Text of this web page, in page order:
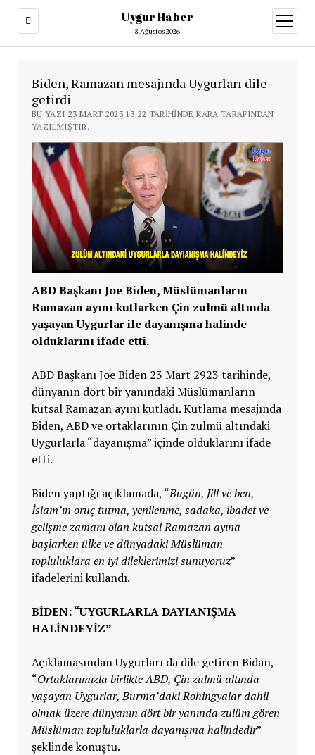
Uygur Haber
8 Ağustos 2026
aç
Biden, Ramazan mesajında Uygurları dile
getirdi
BU YAZI 23 MART 2023 13:22 TARIHINDE KARA TARAFINDAN
YAZILMIŞTIR.
ABD Başkanı Joe Biden, Müslümanların
Ramazan ayını kutlarken Çin zulmü altında
yaşayan Uygurlar ile dayanışma halinde
olduklarını ifade etti.
ABD Başkanı Joe Biden 23 Mart 2923 tarihinde,
dünyanın dört bir yanındaki Müslümanların
kutsal Ramazan ayını kutladı. Kutlama mesajında
Biden, ABD ve ortaklarının Çin zulmü altındaki
Uygurlarla “dayanışma” içinde olduklarını ifade
etti.
Biden yaptığı açıklamada, “Bugün, Jill ve ben,
İslam’ın oruç tutma, yenilenme, sadaka, ibadet ve
gelişme zamanı olan kutsal Ramazan ayına
başlarken ülke ve dünyadaki Müslüman
topluluklara en iyi dileklerimizi sunuyoruz”
ifadelerini kullandı.
BİDEN: “UYGURLARLA DAYIANIŞMA
HALİNDEYİZ”
Açıklamasından Uygurları da dile getiren Bidan,
“Ortaklarımızla birlikte ABD, Çin zulmü altında
yaşayan Uygurlar, Burma’daki Rohingyalar dahil
olmak üzere dünyanın dört bir yanında zulüm gören
Müslüman topluluklarla dayanışma halindedir”
şeklinde konuştu.